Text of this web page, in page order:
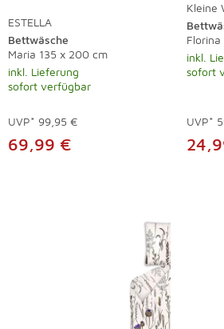
ESTELLA
Bettwäsche
Maria 135 x 200 cm
inkl. Lieferung
sofort verfügbar
UVP* 99,95 €
69,99 €
Kleine
inkl.
sofort
UVP*